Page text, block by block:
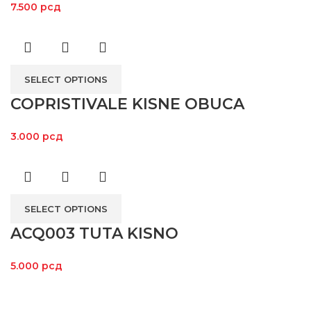
7.500 рсд
SELECT OPTIONS
COPRISTIVALE KISNE OBUCA
3.000 рсд
SELECT OPTIONS
ACQ003 TUTA KISNO
5.000 рсд